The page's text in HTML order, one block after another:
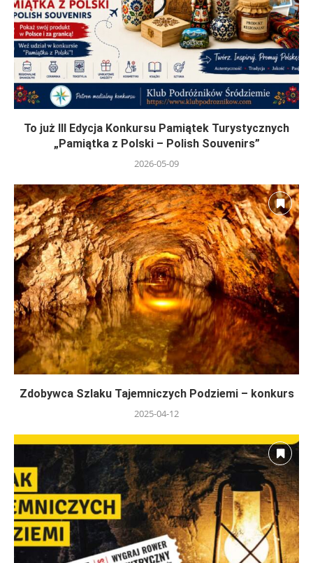
To już III Edycja Konkursu Pamiątek Turystycznych
„Pamiątka z Polski – Polish Souvenirs”
2026-05-09
Zdobywca Szlaku Tajemniczych Podziemi – konkurs
2025-04-12